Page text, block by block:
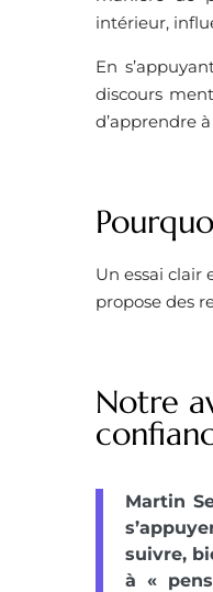
intérieur,
En
discours
d’apprendre
Un essai clair
propose des
Notre
Martin
suivre,
à «